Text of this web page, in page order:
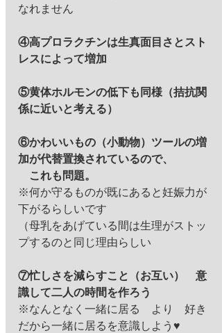
なれません
④高プロラクチンは生真面目さとスト
レスによって増加
⑤黄体ホルモンの低下も同様（拮抗関
係に近いと考える）
⑥かわいいもの（小動物）ツールの増
加が代替置換されているので、
これも問題。
※何か守るものが既にあると妊娠力が
下がるらしいです
（母乳をあげている間は生理がストッ
プするのと同じ理由らしい
⑦忙しさを減らすこと（お互い）　意
識して二人の時間を作ろう
※なんとなく一緒に居る　より　好き
だから一緒に居るを意識しよう♥